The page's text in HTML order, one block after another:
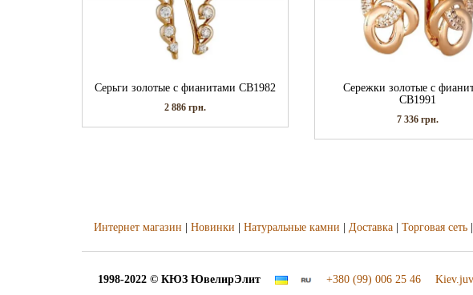
Серьги золотые с фианитами СВ1982
2 886грн.
Сережки золотые с
СВ1991
7 336грн.
Интернет магазин | Новинки | Натуральные камни | Доставка | Торговая сеть |
1998-2022 © КЮЗ ЮвелирЭлит +380 (99) 006 25 46